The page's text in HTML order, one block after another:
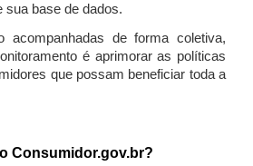
sua base de dados.
acompanhadas de forma coletiva,
é aprimorar as políticas
que possam beneficiar toda a
Consumidor.gov.br?